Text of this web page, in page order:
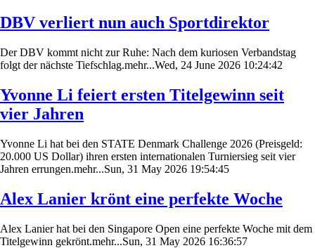
DBV verliert nun auch Sportdirektor
Der DBV kommt nicht zur Ruhe: Nach dem kuriosen Verbandstag
folgt der nächste Tiefschlag.mehr...Wed, 24 June 2026 10:24:42
Yvonne Li feiert ersten Titelgewinn seit
vier Jahren
Yvonne Li hat bei den STATE Denmark Challenge 2026 (Preisgeld:
20.000 US Dollar) ihren ersten internationalen Turniersieg seit vier
Jahren errungen.mehr...Sun, 31 May 2026 19:54:45
Alex Lanier krönt eine perfekte Woche
Alex Lanier hat bei den Singapore Open eine perfekte Woche mit dem
Titelgewinn gekrönt.mehr...Sun, 31 May 2026 16:36:57